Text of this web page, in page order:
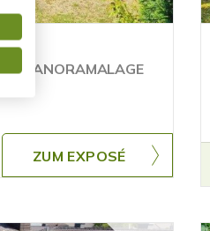
PANORAMALAGE
ZUM EXPOSÉ